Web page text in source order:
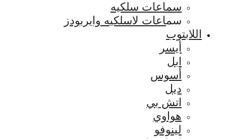
سماعات سلكيه
سماعات لاسلكيه وايربودز
اللابتوب
أيسر
ابل
أسوس
ديل
اتش بي
هواوي
لينوفو